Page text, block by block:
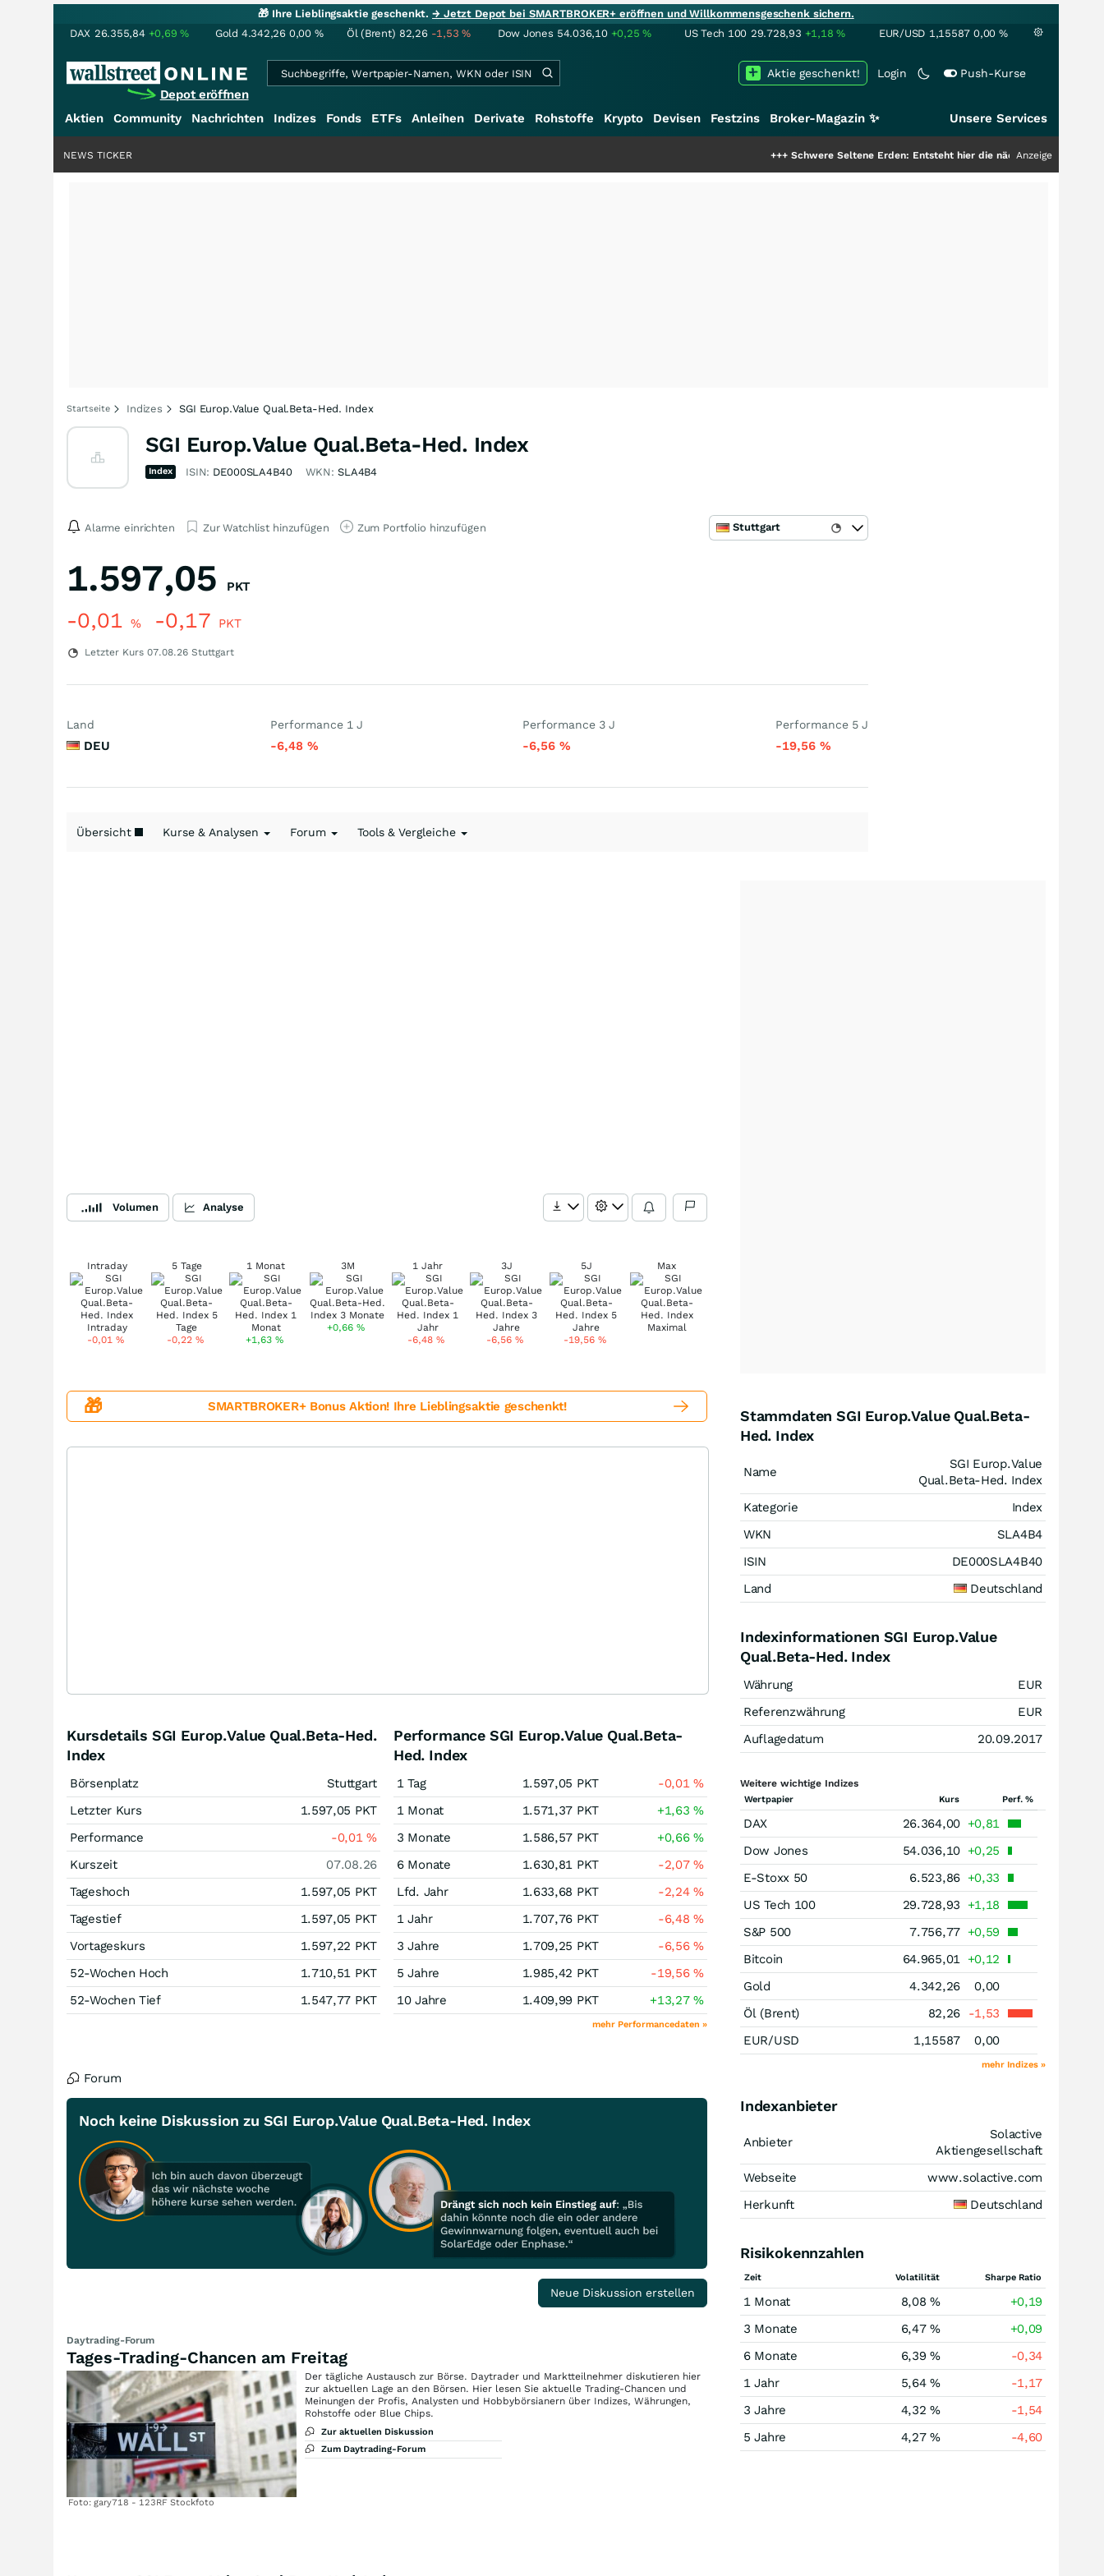
🎁 Ihre Lieblingsaktie geschenkt.→ Jetzt Depot bei SMARTBROKER+ eröffnen und Willkommensgeschenk sichern.
DAX 26.355,84 +0,69% Gold 4.342,26 0,00 % Öl (Brent) 82,26 -1,53% Dow Jones 54.036,10 +0,25% US Tech 100 29.728,93 +1,18% EUR/USD 1,15587 0,00 %
Depot eröffnen
Login Push-Kurse
Aktie geschenkt!
Aktien Community Nachrichten Indizes Fonds ETFs Anleihen Derivate Rohstoffe Krypto Devisen Festzins Broker-Magazin ✨ Unsere Services
Schwere Seltene Erden: Entsteht hier die nächste Milliardenstory?+++
Anzeige
NEWS TICKER
Startseite Indizes SGI Europ.Value Qual.Beta-Hed. Index
SGI Europ.Value Qual.Beta-Hed. Index
Index ISIN: DE000SLA4B40 WKN: SLA4B4
Alarme einrichten Zur Watchlist hinzufügen Zum Portfolio hinzufügen Stuttgart
1.597,05 PKT
-0,01 % -0,17 PKT
Letzter Kurs 07.08.26 Stuttgart
Land
DEU
Performance 1 J
-6,48 %
Performance 3 J
-6,56%
Performance 5 J
-19,56 %
Übersicht Kurse & Analysen Forum Tools & Vergleiche
Volumen Analyse
Intraday
-0,01 %
5 Tage
-0,22 %
1 Monat
+1,63 %
3M
+0,66%
1 Jahr
-6,48%
3J
-6,56%
5J
-19,56 %
Max
🎁 SMARTBROKER+ Bonus Aktion! Ihre Lieblingsaktie geschenkt!
Kursdetails SGI Europ.Value Qual.Beta-Hed.
Index
Börsenplatz
Stuttgart
Letzter Kurs
1.597,05 PKT
Performance
-0,01%
Kurszeit
07.08.26
Tageshoch
1.597,05 PKT
Tagestief
1.597,05 PKT
Vortageskurs
1.597,22 PKT
52-Wochen Hoch
1.710,51 PKT
52-Wochen Tief
1.547,77 PKT
Performance SGI Europ.Value Qual.Beta-
Hed. Index
1 Tag 1.597,05 PKT -0,01%
1 Monat
1.571,37 PKT +1,63%
3 Monate
1.586,57 PKT +0,66%
6 Monate
1.630,81 PKT -2,07%
Lfd. Jahr
1.633,68 PKT -2,24%
1 Jahr
1.707,76 PKT -6,48%
3 Jahre
1.709,25 PKT -6,56%
5 Jahre
1.985,42 PKT -19,56%
10 Jahre
1.409,99 PKT +13,27%
mehr Performancedaten »
Forum
Noch keine Diskussion zu SGI Europ.Value Qual.Beta-Hed. Index
Neue Diskussion erstellen
Daytrading-Forum
Tages-Trading-Chancen am Freitag
Foto: gary718 - 123RF Stockfoto
Der tägliche Austausch zur Börse. Daytrader und Marktteilnehmer diskutieren hier
zur aktuellen Lage an den Börsen. Hier lesen Sie aktuelle Trading-Chancen und
Meinungen der Profis, Analysten und Hobbybörsianern über Indizes, Währungen,
Rohstoffe oder Blue Chips.
Zur aktuellen Diskussion
Zum Daytrading-Forum
Stammdaten SGI Europ.Value Qual.Beta-
Hed. Index
Name
SGI Europ.Value
Qual.Beta-Hed. Index
Kategorie
Index
WKN
SLA4B4
ISIN
DE000SLA4B40
Land
Deutschland
Indexinformationen SGI Europ.Value
Qual.Beta-Hed. Index
Währung
EUR
Referenzwährung
EUR
Auflagedatum
20.09.2017
Weitere wichtige Indizes
Wertpapier Kurs Perf. %
DAX 26.364,00 +0,81
Dow Jones
54.036,10 +0,25
E-Stoxx 50
6.523,86 +0,33
US Tech 100
29.728,93
+1,18
S&P 500
7.756,77 +0,59
Bitcoin
64.965,01 +0,12
Gold
4.342,26
0,00
Öl (Brent)
82,26
-1,53
EUR/USD
1,15587 0,00
mehr Indizes »
Indexanbieter
Anbieter
Solactive
Aktiengesellschaft
Webseite
www.solactive.com
Herkunft
Deutschland
Risikokennzahlen
Zeit Volatilität Sharpe Ratio
1 Monat 8,08 %
+0,19
3 Monate
6,47 %
+0,09
6 Monate
6,39 %
-0,34
1 Jahr
5,64 %
-1,17
3 Jahre
4,32 %
-1,54
5 Jahre
4,27 % -4,60